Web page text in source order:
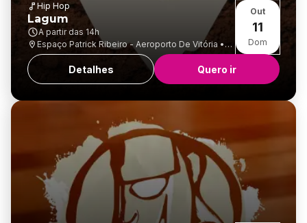
Hip Hop
Lagum
A partir das 14h
Espaço Patrick Ribeiro - Aeroporto De Vitória •
Goiabeiras
Out
11
Dom
Detalhes Quero ir